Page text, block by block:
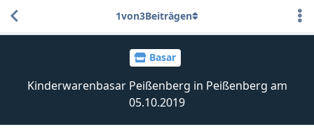
Basar
Kinderwarenbasar Peißenberg in Peißenberg am
05.10.2019
1von3Beiträgen